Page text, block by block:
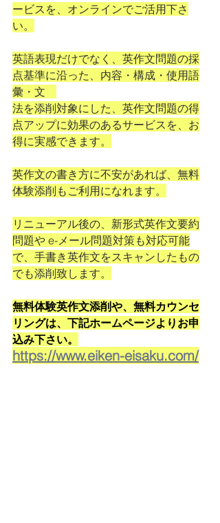
ービスを、オンラインでご活用下さ
い。
英語表現だけでなく、英作文問題の採
点基準に沿った、内容・構成・使用語
彙・文
法を添削対象にした、英作文問題の得
点アップに効果のあるサービスを、お
得に実感できます。
英作文の書き方に不安があれば、無料
体験添削もご利用になれます。
リニューアル後の、新形式英作文要約
問題や e-メール問題対策も対応可能
で、手書き英作文をスキャンしたもの
でも添削致します。
無料体験英作文添削や、無料カウンセ
リングは、下記ホームページよりお申
込み下さい。
https://www.eiken-eisaku.com/